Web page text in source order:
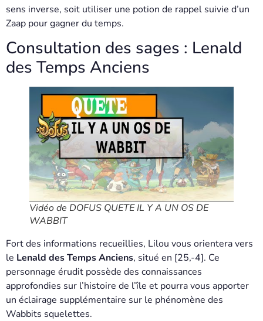
sens inverse, soit utiliser une potion de rappel suivie d’un
Zaap pour gagner du temps.
Consultation des sages : Lenald
des Temps Anciens
Vidéo de DOFUS QUETE IL Y A UN OS DE
WABBIT
Fort des informations recueillies, Lilou vous orientera vers
le Lenald des Temps Anciens, situé en [25,-4]. Ce
personnage érudit possède des connaissances
approfondies sur l’histoire de l’île et pourra vous apporter
un éclairage supplémentaire sur le phénomène des
Wabbits squelettes.